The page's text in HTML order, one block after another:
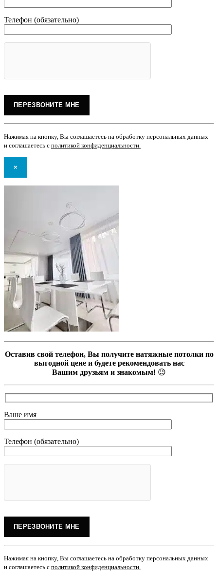
Телефон (обязательно)
Нажимая на кнопку, Вы соглашаетесь на обработку персональных данных
и соглашаетесь с политикой конфиденциальности
×
Оставив свой телефон, Вы получите натяжные потолки по
выгодной цене и будете рекомендовать нас
Вашим друзьям и знакомым! 😉
Ваше имя
Телефон (обязательно)
Нажимая на кнопку, Вы соглашаетесь на обработку персональных данных
и соглашаетесь с политикой конфиденциальности.